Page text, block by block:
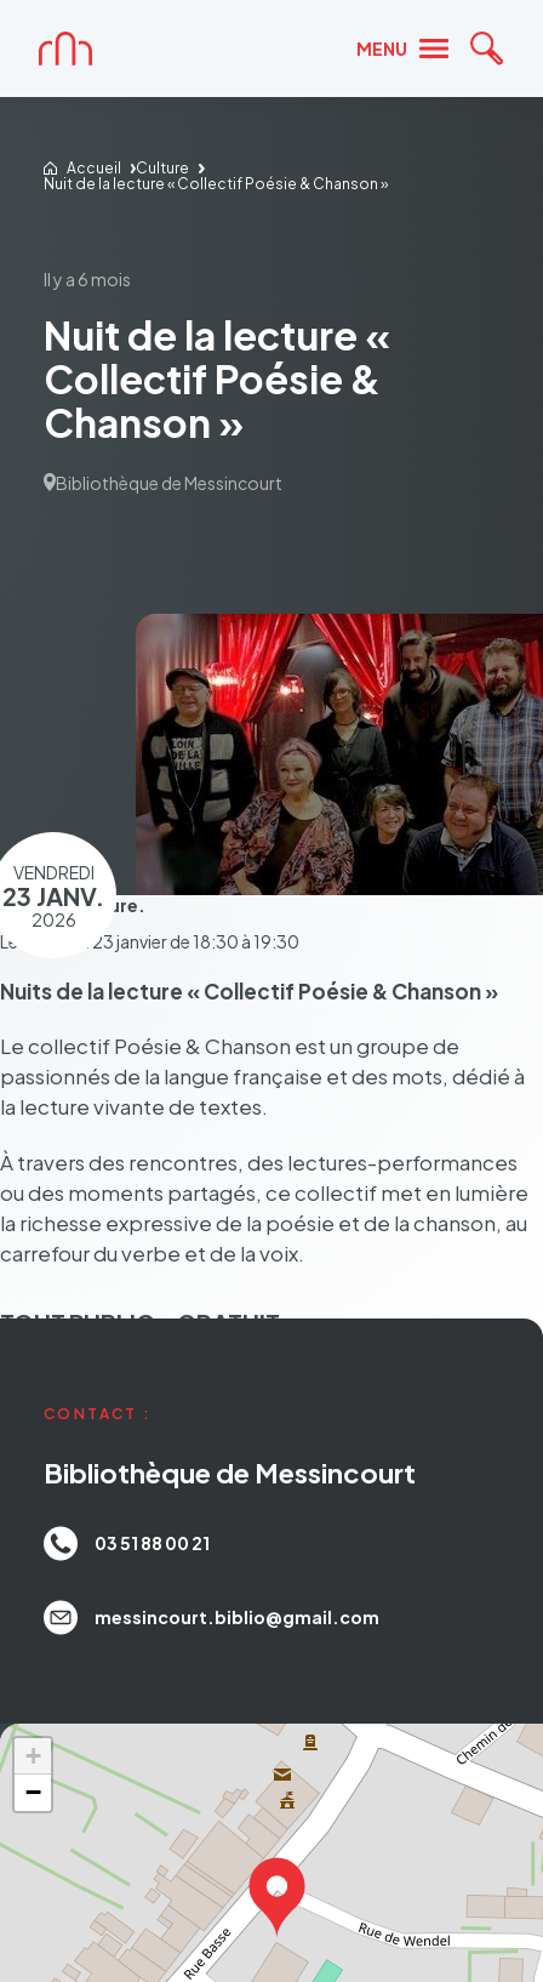
MENU
Accueil
Accueil
Culture
Nuit de la lecture « Collectif Poésie & Chanson »
Nuit de la lecture «
Collectif Poésie &
Chanson »
il y a 6 mois
Bibliothèque de Messincourt
VENDREDI
23 JANV.
2026
Pendant 1 heure.
Le vendredi 23 janvier de 18:30 à 19:30
Nuits de la lecture « Collec­tif Poésie & Chan­son »
Le collec­tif Poésie & Chan­son est un groupe de
passion­nés de la langue française et des mots, dédié à
la lecture vivante de textes.
À travers des rencontres, des lectures-perfor­mances
ou des moments parta­gés, ce collec­tif met en lumière
la richesse expres­sive de la poésie et de la chan­son, au
carre­four du verbe et de la voix.
TOUT PUBLIC – GRATUIT
CONTACT :
Bibliothèque de Messincourt
03 51 88 00 21
messincourt.biblio@gmail.com
+
−